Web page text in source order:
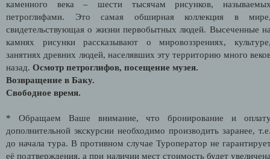
каменного века – шести тысячам рисунков,
петроглифами. Это самая обширная коллекция в
свидетельствующая о жизни первобытных людей. Высеченные
камнях рисунки рассказывают о мировоззрениях,
занятиях древних людей, населявших эту территорию много
назад. Осмотр петроглифов, посещение музея.
Возвращение в Баку.
Свободное время.
* Обращаем Ваше внимание, что бронирование и
дополнительной экскурсии необходимо производить заранее,
до начала тура. В противном случае Туроператор не
её подтверждения, а при наличии мест стоимость будет